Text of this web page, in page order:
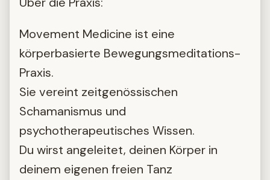
Movement Medicine ist eine
körperbasierte Bewegungsmeditations-
Praxis.
Sie vereint zeitgenössischen
Schamanismus und
psychotherapeutisches Wissen.
Du wirst angeleitet, deinen Körper in
deinem eigenen freien Tanz